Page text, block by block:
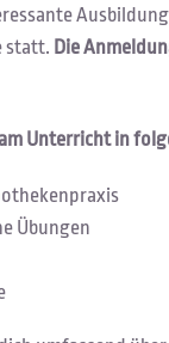
statt. Die
Unterricht in
Übungen